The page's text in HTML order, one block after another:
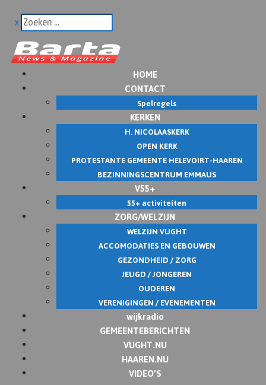
x
HOME
CONTACT
Spelregels
KERKEN
H. NICOLAASKERK
OPEN KERK
PROTESTANTE GEMEENTE HELEVOIRT-HAAREN
BEZINNINGSCENTRUM EMMAUS
V55+
55+ activiteiten
ZORG/WELZIJN
WELZIJN VUGHT
ACCOMODATIES EN GEBOUWEN
GEZONDHEID / ZORG
JEUGD / JONGEREN
OUDEREN
VERENIGINGEN / EVENEMENTEN
wijkradio
GEMEENTEBERICHTEN
VUGHT.NU
HAAREN.NU
VIDEO’S